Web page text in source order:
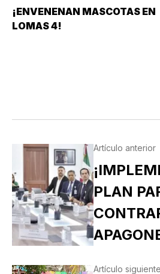
¡ENVENENAN MASCOTAS EN
LOMAS 4!
Artículo anterior
PLAN
Artículo siguiente